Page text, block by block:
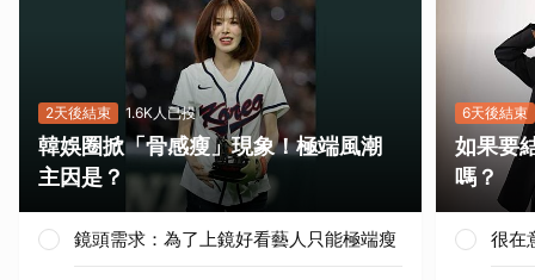
2天後結束 1.6K人已投
韓娛圈掀「骨感瘦」現象！極端風潮
主因是？
鏡頭需求：為了上鏡好看藝人只能極端瘦
6天後結束
如果要
嗎？
很在